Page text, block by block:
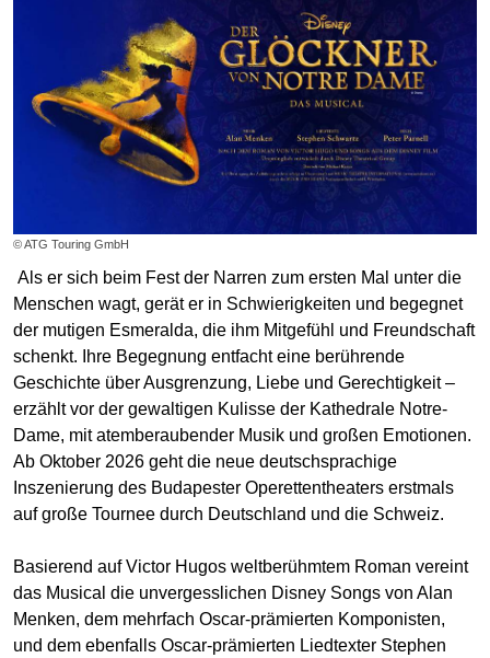
© ATG Touring GmbH
Als er sich beim Fest der Narren zum ersten Mal unter die
Menschen wagt, gerät er in Schwierigkeiten und begegnet
der mutigen Esmeralda, die ihm Mitgefühl und Freundschaft
schenkt. Ihre Begegnung entfacht eine berührende
Geschichte über Ausgrenzung, Liebe und Gerechtigkeit –
erzählt vor der gewaltigen Kulisse der Kathedrale Notre-
Dame, mit atemberaubender Musik und großen Emotionen.
Ab Oktober 2026 geht die neue deutschsprachige
Inszenierung des Budapester Operettentheaters erstmals
auf große Tournee durch Deutschland und die Schweiz.
Basierend auf Victor Hugos weltberühmtem Roman vereint
das Musical die unvergesslichen Disney Songs von Alan
Menken, dem mehrfach Oscar-prämierten Komponisten,
und dem ebenfalls Oscar-prämierten Liedtexter Stephen